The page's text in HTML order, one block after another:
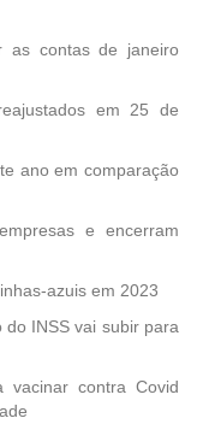
as contas de janeiro
em 25 de
ano em comparação
e encerram
azuis em 2023
INSS vai subir para
vacinar contra Covid